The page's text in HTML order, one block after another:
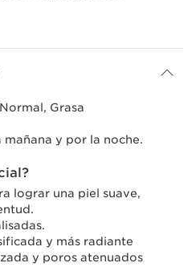
Grasa
mañana y por la noche.
lograr una piel suave,
y más radiante
y poros atenuados